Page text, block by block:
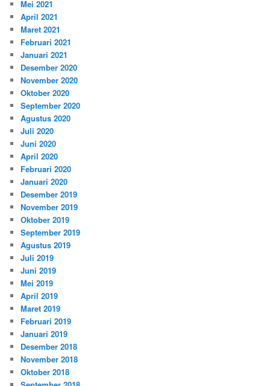
Mei 2021
April 2021
Maret 2021
Februari 2021
Januari 2021
Desember 2020
November 2020
Oktober 2020
September 2020
Agustus 2020
Juli 2020
Juni 2020
April 2020
Februari 2020
Januari 2020
Desember 2019
November 2019
Oktober 2019
September 2019
Agustus 2019
Juli 2019
Juni 2019
Mei 2019
April 2019
Maret 2019
Februari 2019
Januari 2019
Desember 2018
November 2018
Oktober 2018